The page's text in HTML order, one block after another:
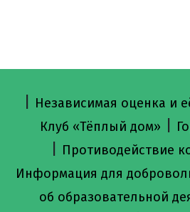
Независимая оценка и
Клуб «Тёплый дом»
Противодействие
Информация для
об образовательной